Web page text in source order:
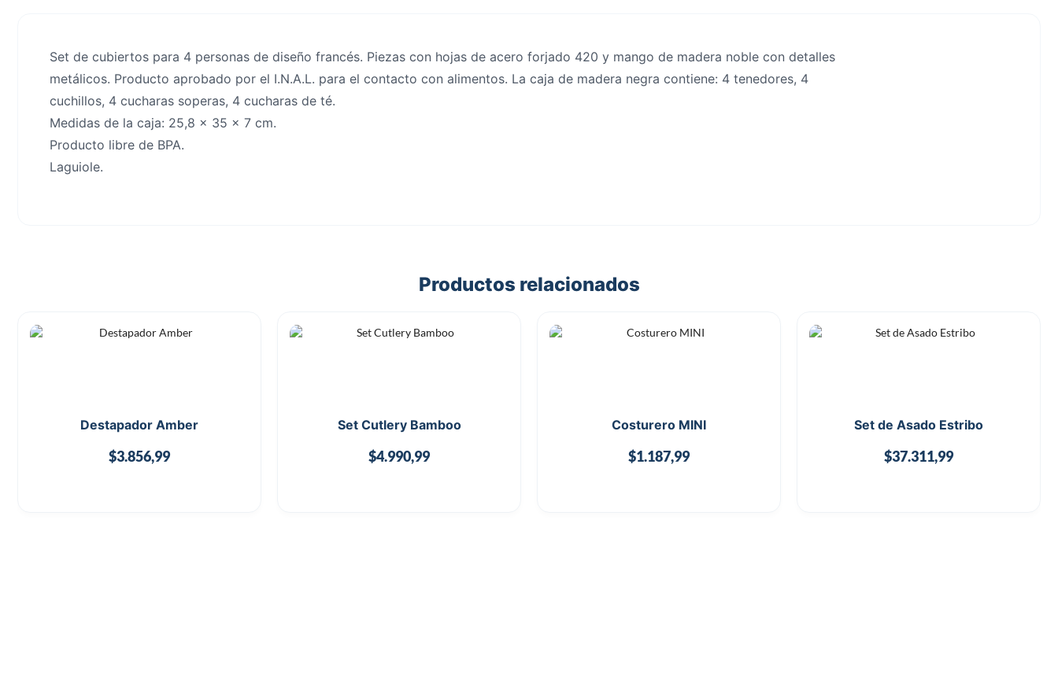
Set de cubiertos para 4 personas de diseño francés. Piezas con hojas de acero forjado 420 y mango de madera noble con detalles
metálicos. Producto aprobado por el I.N.A.L. para el contacto con alimentos. La caja de madera negra contiene: 4 tenedores, 4
cuchillos, 4 cucharas soperas, 4 cucharas de té.
Medidas de la caja: 25,8 x 35 x 7 cm.
Producto libre de BPA.
Laguiole.
Productos relacionados
Destapador Amber
$3.856,99
Set Cutlery Bamboo
$4.990,99
Costurero MINI
$1.187,99
Set de Asado Estribo
$37.311,99